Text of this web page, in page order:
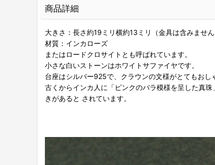
商品詳細
大きさ：長さ約19ミリ横約13ミリ（金具は含みません
材質：インカローズ
またはロードクロサイトとも呼ばれています。
小さな白いストーンはホワイトサファイヤです。
台座はシルバー925で、クラウンの文様がとてもおし
古くからインカ人に「ピンクのバラ模様を呈した真
きがあると されています。